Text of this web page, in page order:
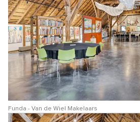
Funda - Van de Wiel Makelaars